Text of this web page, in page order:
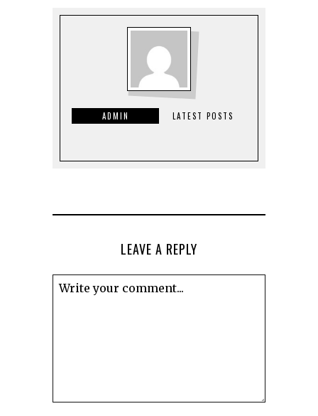
ADMIN LATEST POSTS
LEAVE A REPLY